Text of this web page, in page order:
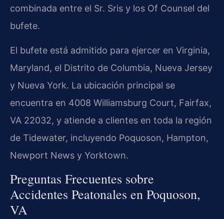
combinada entre el Sr. Sris y los Of Counsel del
bufete.
El bufete está admitido para ejercer en Virginia,
Maryland, el Distrito de Columbia, Nueva Jersey
y Nueva York. La ubicación principal se
encuentra en 4008 Williamsburg Court, Fairfax,
VA 22032, y atiende a clientes en toda la región
de Tidewater, incluyendo Poquoson, Hampton,
Newport News y Yorktown.
Preguntas Frecuentes sobre
Accidentes Peatonales en Poquoson,
VA